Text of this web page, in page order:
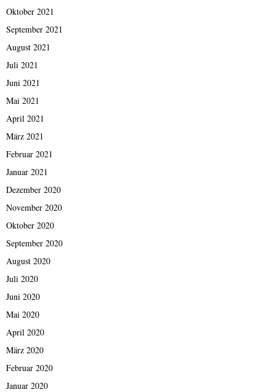
Oktober 2021
September 2021
August 2021
Juli 2021
Juni 2021
Mai 2021
April 2021
März 2021
Februar 2021
Januar 2021
Dezember 2020
November 2020
Oktober 2020
September 2020
August 2020
Juli 2020
Juni 2020
Mai 2020
April 2020
März 2020
Februar 2020
Januar 2020